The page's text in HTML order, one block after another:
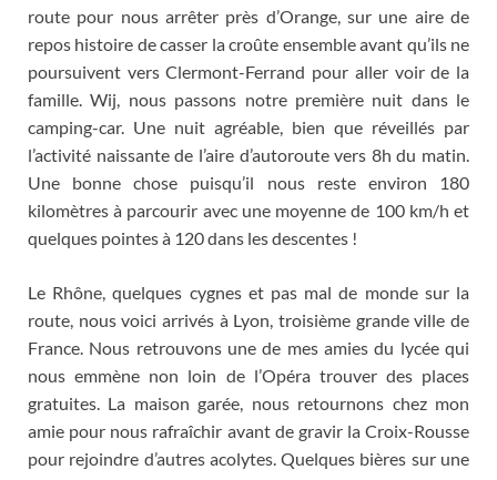
route pour nous arrêter près d’Orange,sur une aire de
repos histoire de casser la croûte ensemble avant qu’ils ne
poursuivent vers Clermont-Ferrand pour aller voir de la
famille. Wij, nous passons notre première nuit dans le
camping-car. Une nuit agréable, bien que réveillés par
l’activité naissante de l’aire d’autoroute vers 8h du matin.
Une bonne chose puisqu’il nous reste environ 180
kilomètres à parcourir avec une moyenne de 100 km/h et
quelques pointes à 120dans les descentes !
Le Rhône,quelques cygnes et pas mal de monde sur la
route, nous voici arrivés à Lyon,troisième grande ville de
France. Nous retrouvons une de mes amies du lycée qui
nous emmène non loin de l’Opéra trouver des places
gratuites. La maison garée, nous retournons chez mon
amie pour nous rafraîchir avant de gravir la Croix-Rousse
pour rejoindre d’autres acolytes.Quelques bières sur une